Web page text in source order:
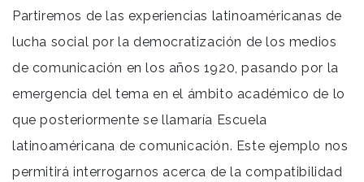
Partiremos de las experiencias latinoaméricanas de
lucha social por la democratización de los medios
de comunicación en los años 1920, pasando por la
emergencia del tema en el ámbito académico de lo
que posteriormente se llamaría Escuela
latinoaméricana de comunicación. Este ejemplo nos
permitirá interrogarnos acerca de la compatibilidad